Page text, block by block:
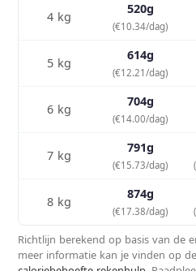
4 kg
520g
(€10.34/dag)
5 kg
614g
(€12.21/dag)
6 kg
704g
(€14.00/dag)
7 kg
791g
(€15.73/dag)
8 kg
874g
(€17.38/dag)
Richtlijn berekend op basis van de
meer informatie kan je vinden op